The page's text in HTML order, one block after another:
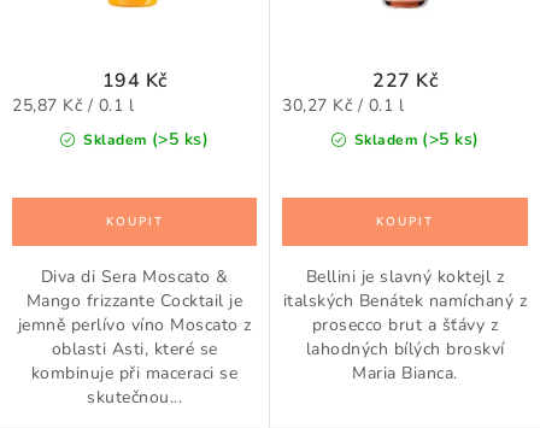
Skladem (>5 ks)
194 Kč
Měrná
25,87 Kč / 0.1 l
Diva di Sera Moscato &
Mango frizzante Cocktail je
jemně perlívo víno Moscato z
oblasti Asti, které se
kombinuje při maceraci se
skutečnou...
Skladem (>5 ks)
227 Kč
Měrná
30,27 Kč / 0.1 l
Bellini je slavný koktejl z
italských Benátek namíchaný z
prosecco brut a šťávy z
lahodných bílých broskví
Maria Bianca.